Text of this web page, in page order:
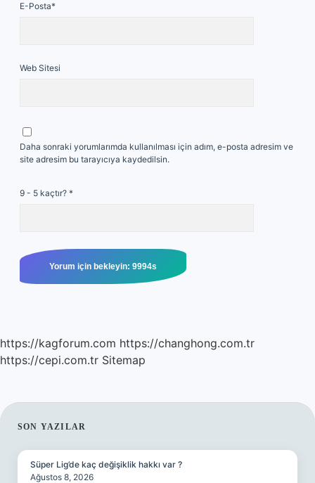
E-Posta*
Web Sitesi
Daha sonraki yorumlarımda kullanılması için adım, e-posta adresim ve
site adresim bu tarayıcıya kaydedilsin.
9 - 5 kaçtır? *
https://kagforum.com https://changhong.com.tr
https://cepi.com.tr Sitemap
SIDEBAR
SON YAZILAR
Süper Lig’de kaç değişiklik hakkı var ?
Ağustos 8, 2026